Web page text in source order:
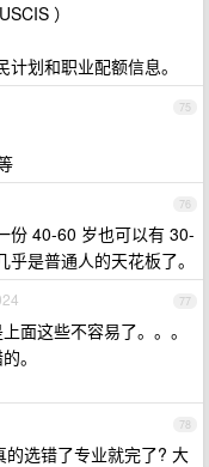
）
划和职业配额信息。
75
76
份 40-60 岁也可以有 30-
是普通人的天花板了。
77
面这些不容易了。。。
。
78
选错了专业就完了? 大